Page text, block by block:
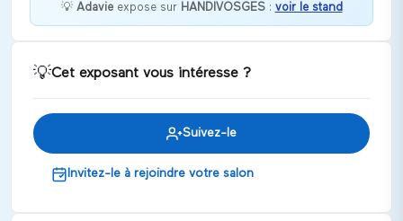
Discuter
💡 Adavieexpose sur HANDIVOSGES: voir le stand
💡Cet exposant vous intéresse ?
Suivez-le
Invitez-le à rejoindre votre salon